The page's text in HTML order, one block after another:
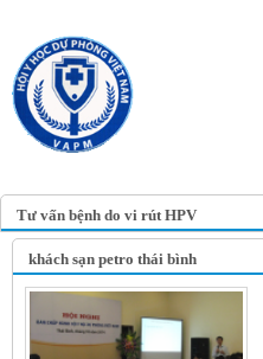
Tư vấn bệnh do vi rút HPV
khách sạn petro thái bình